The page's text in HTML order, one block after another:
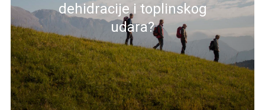
dehidracije i toplinskog
udara?